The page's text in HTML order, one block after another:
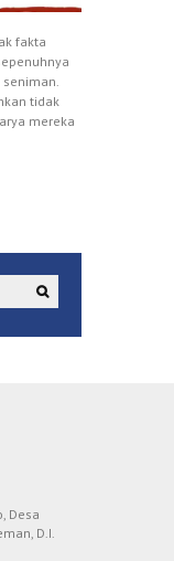
fakta
tidak
mereka
Desa
D.I.